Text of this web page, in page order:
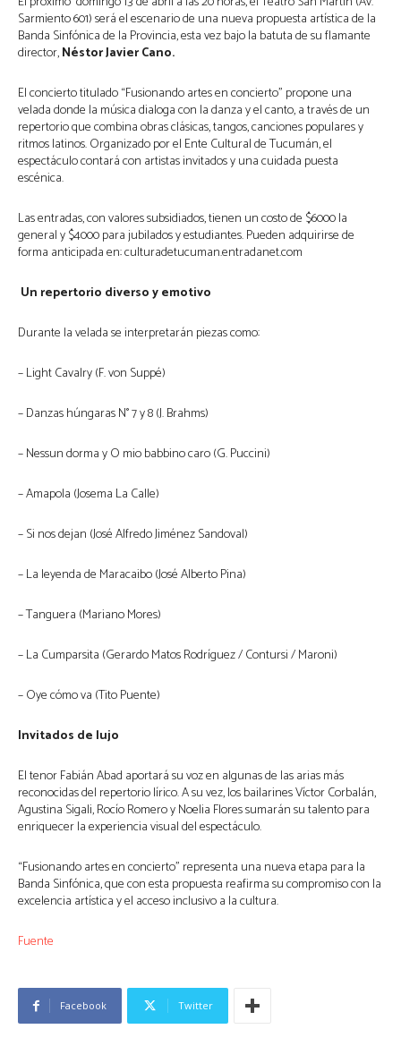
Sarmiento 601) será el escenario de una nueva propuesta artística de la
Banda Sinfónica de la Provincia, esta vez bajo la batuta de su flamante
director,Néstor Javier Cano.
El concierto titulado “Fusionando artes en concierto” propone una
velada donde la música dialoga con la danza y el canto, a través de un
repertorio que combina obras clásicas, tangos, canciones populares y
ritmos latinos. Organizado por el Ente Cultural de Tucumán, el
espectáculo contará con artistas invitados y una cuidada puesta
escénica.
Las entradas, con valores subsidiados, tienen un costo de $6000 la
general y $4000 para jubilados y estudiantes. Pueden adquirirse de
forma anticipada en: culturadetucuman.entradanet.com
Un repertorio diverso y emotivo
Durante la velada se interpretarán piezas como:
– Light Cavalry (F. von Suppé)
– Danzas húngaras N° 7 y 8 (J. Brahms)
– Nessun dorma y O mio babbino caro (G. Puccini)
– Amapola (Josema La Calle)
– Si nos dejan (José Alfredo Jiménez Sandoval)
– La leyenda de Maracaibo (José Alberto Pina)
– Tanguera (Mariano Mores)
– La Cumparsita (Gerardo Matos Rodríguez / Contursi / Maroni)
– Oye cómo va (Tito Puente)
Invitados de lujo
El tenor Fabián Abad aportará su voz en algunas de las arias más
reconocidas del repertorio lírico. A su vez, los bailarines Víctor Corbalán,
Agustina Sigali, Rocío Romero y Noelia Flores sumarán su talento para
enriquecer la experiencia visual del espectáculo.
“Fusionando artes en concierto” representa una nueva etapa para la
Banda Sinfónica, que con esta propuesta reafirma su compromiso con la
excelencia artística y el acceso inclusivo a la cultura.
Fuente
Facebook Twitter